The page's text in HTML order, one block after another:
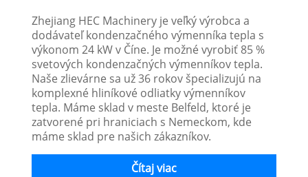
Zhejiang HEC Machinery je veľký výrobca a
dodávateľ kondenzačného výmenníka tepla s
výkonom 24 kW v Číne. Je možné vyrobiť 85 %
svetových kondenzačných výmenníkov tepla.
Naše zlievárne sa už 36 rokov špecializujú na
komplexné hliníkové odliatky výmenníkov
tepla. Máme sklad v meste Belfeld, ktoré je
zatvorené pri hraniciach s Nemeckom, kde
máme sklad pre našich zákazníkov.
Čítaj viac